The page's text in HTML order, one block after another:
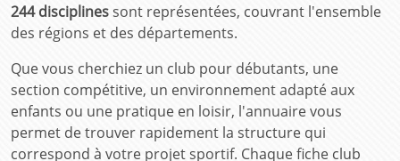
244 disciplinessont représentées, couvrant l'ensemble
des régions et des départements.
Que vous cherchiez un club pour débutants, une
section compétitive, un environnement adapté aux
enfants ou une pratique en loisir, l'annuaire vous
permet de trouver rapidement la structure qui
correspond à votre projet sportif. Chaque fiche club